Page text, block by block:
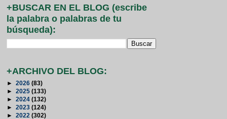
+BUSCAR EN EL BLOG (escribe
la palabra o palabras de tu
búsqueda):
+ARCHIVO DEL BLOG:
► 2026 (83)
► 2025 (133)
► 2024 (132)
► 2023 (124)
► 2022 (302)